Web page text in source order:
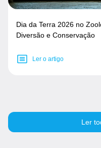
Dia da Terra 2026 no
Diversão e Conservação
Ler o artigo
Ler